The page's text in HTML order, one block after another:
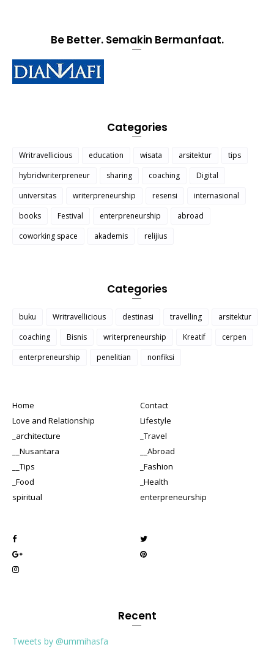
Be Better. Semakin Bermanfaat.
Categories
Writravellicious education wisata arsitektur
tips
hybridwriterpreneur
sharing coaching
Digital
universitas
writerpreneurship resensi
internasional
books
Festival enterpreneurship
abroad
coworking space
akademis relijius
Categories
buku Writravellicious destinasi travelling
arsitektur
coaching
Bisnis writerpreneurship Kreatif
cerpen
enterpreneurship
penelitian nonfiksi
Home
Contact
Love and Relationship
Lifestyle
_architecture
_Travel
__Nusantara
__Abroad
__Tips
_Fashion
_Food
_Health
spiritual
enterpreneurship
Recent
Tweets by @ummihasfa